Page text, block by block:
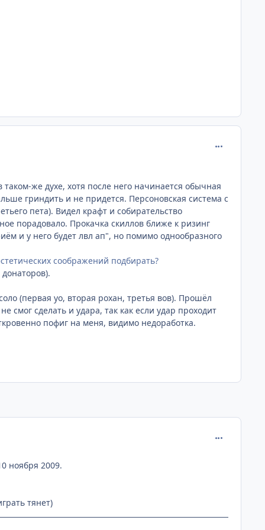
же духе, хотя после него начинается обычная
гриндить и не придется. Персоновская система с
пета). Видел крафт и собирательство
порадовало. Прокачка скиллов ближе к ризинг
и у него будет лвл ап", но помимо однообразного
соображений подбирать?
(первая уо, вторая рохан, третья вов). Прошёл
сделать и удара, так как если удар проходит
пофиг на меня, видимо недоработка.
ноября 2009.
тянет)